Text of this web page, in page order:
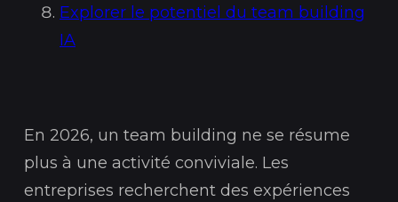
Explorer le potentiel du team building
IA
En 2026, un team building ne se résume
plus à une activité conviviale. Les
entreprises recherchent des expériences